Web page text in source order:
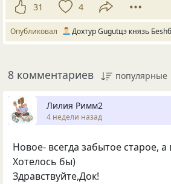
31 4
Опубликовал Дохтур Gugutцэ князь
8 комментариев популярные
Лилия Римм2
4 недели назад
Новое- всегда забытое старое, а
Хотелось бы)
Здравствуйте,Док!